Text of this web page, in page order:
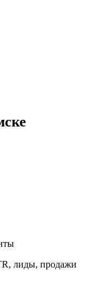
лиды, продажи